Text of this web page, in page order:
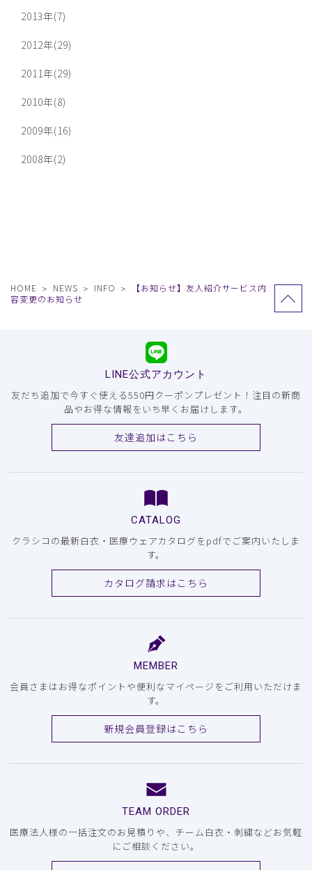
2013年(7)
2012年(29)
2011年(29)
2010年(8)
2009年(16)
2008年(2)
HOME NEWS INFO
【お知らせ】友人紹介サービス内
容変更のお知らせ
LINE公式アカウント
友だち追加で今すぐ使える550円クーポンプレゼント！注目の新商
品やお得な情報をいち早くお届けします。
友達追加はこちら
CATALOG
クラシコの最新白衣・医療ウェアカタログをpdfでご案内いたしま
す。
カタログ請求はこちら
MEMBER
会員さまはお得なポイントや便利なマイページをご利用いただけま
す。
新規会員登録はこちら
TEAM ORDER
医療法人様の一括注文のお見積りや、チーム白衣・刺繍などお気軽
にご相談ください。